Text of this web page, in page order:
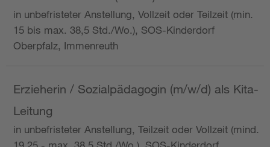
in unbefristeter Anstellung, Vollzeit oder Teilzeit (min.
15 bis max. 38,5 Std./Wo.), SOS-Kinderdorf
Oberpfalz, Immenreuth
Erzieherin / Sozialpädagogin (m/w/d) als Kita-
Leitung
in unbefristeter Anstellung, Teilzeit oder Vollzeit (mind.